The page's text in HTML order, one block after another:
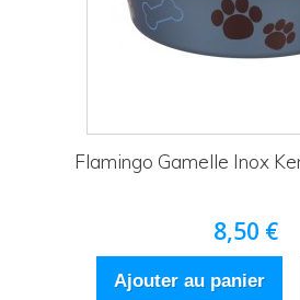
Flamingo Gamelle Inox
8,50 €
Ajouter au panier